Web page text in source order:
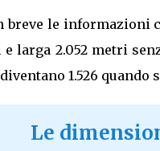
breve le informazioni
e larga 2.052 metri
1.526
Le